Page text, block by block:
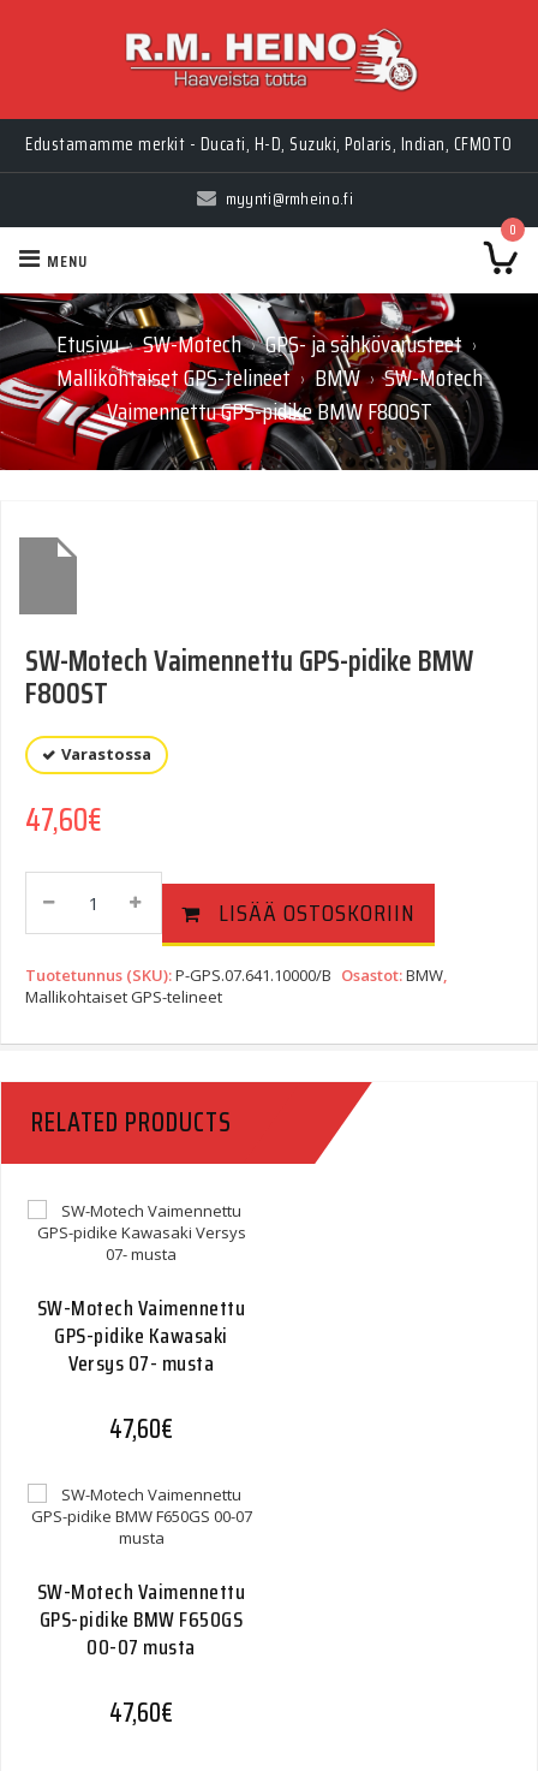
Myynti Ma-Pe 10-18, La 10-14, Huolto Ma-Pe 9-17
Edustamamme merkit - Ducati, H-D, Suzuki, Polaris, Indian, CFMOTO
myynti@rmheino.fi
0
MENU
Etusivu › SW-Motech › GPS- ja sähkövarusteet ›
Mallikohtaiset GPS-telineet › BMW › SW-Motech
Vaimennettu GPS-pidike BMW F800ST
SW-Motech Vaimennettu GPS-pidike BMW
F800ST
Varastossa
47,60€
GPS-
Pidike
F800ST
LISÄÄ OSTOSKORIIN
Tuotetunnus (SKU):P-GPS.07.641.10000/B Osastot:BMW
Mallikohtaiset GPS-telineet
RELATED PRODUCTS
SW-Motech Vaimennettu
GPS-pidike Kawasaki
Versys 07- musta
47,60€
SW-Motech Vaimennettu
GPS-pidike BMW F650GS
00-07 musta
47,60€